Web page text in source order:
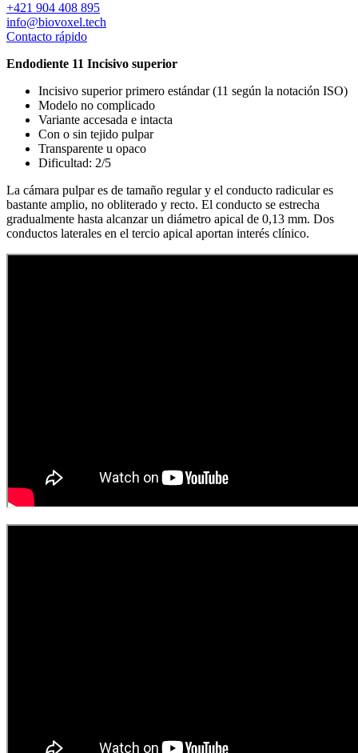
+421 904 408 895
info@biovoxel.tech
Contacto rápido
Endodiente 11 Incisivo superior
Incisivo superior primero estándar (11 según la notación ISO)
Modelo no complicado
Variante accesada e intacta
Con o sin tejido pulpar
Transparente u opaco
Dificultad: 2/5
La cámara pulpar es de tamaño regular y el conducto radicular es
bastante amplio, no obliterado y recto. El conducto se estrecha
gradualmente hasta alcanzar un diámetro apical de 0,13 mm. Dos
conductos laterales en el tercio apical aportan interés clínico.